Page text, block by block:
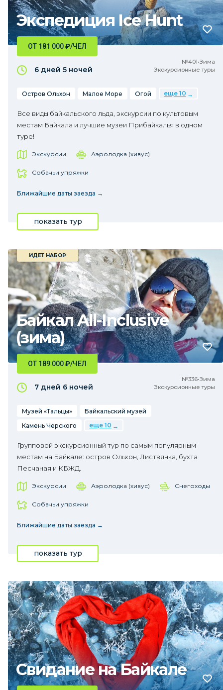
Экспедиция Ice Hunt
№401•Зима
Экскурсионные туры
ОТ 181 000₽/ЧЕЛ
6 дней 5 ночей
Остров Ольхон Малое Море Огой еще 10
Все виды байкальского льда, экскурсии по культовым
местам Байкала и лучшие музеи Прибайкалья в одном
туре!
Экскурсии Аэролодка (хивус)
Собачьи упряжки
Ближайшие даты заезда →
показать тур
Байкал All-Inclusive
(зима)
ИДЕТ НАБОР
№336•Зима
Экскурсионные туры
ОТ 189 000₽/ЧЕЛ
7 дней 6 ночей
Музей «Тальцы»
Байкальский музей
Камень Черского
еще 10
Групповой экскурсионный тур по самым популярным
местам на Байкале: остров Ольхон, Листвянка, бухта
Песчаная и КБЖД.
Экскурсии Аэролодка (хивус) Снегоходы
Собачьи упряжки
Ближайшие даты заезда →
показать тур
Свидание на Байкале